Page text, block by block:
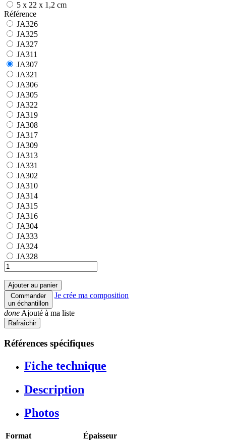
5 x 22 x 1,2 cm
Référence
JA326
JA326
JA325
JA325
JA327
JA327
JA311
JA311
JA307
JA307
JA321
JA321
JA306
JA306
JA305
JA305
JA322
JA322
JA319
JA319
JA308
JA308
JA317
JA317
JA309
JA309
JA313
JA313
JA331
JA331
JA302
JA302
JA310
JA310
JA314
JA314
JA315
JA315
JA316
JA316
JA304
JA304
JA333
JA333
JA324
JA324
JA328
JA328
Ajouter au panier
Commander
un échantillon
Je crée ma composition
done Ajouté à ma liste
Références spécifiques
Fiche technique
Description
Photos
Format
Épaisseur